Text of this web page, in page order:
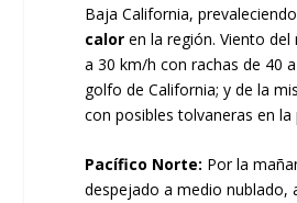
Baja California,
caloren la región. Viento del
a 30 km/h con rachas de 40
golfo de California; y de la
con posibles tolvaneras en la
Pacífico Norte: Por la
despejado a medio nublado,